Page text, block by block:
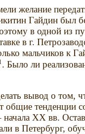
желание
Гайдин был
в одной из
в г.
мальчиков к
. Было ли
вывод о том,
общие тенденции
XX вв.
в Петербург,